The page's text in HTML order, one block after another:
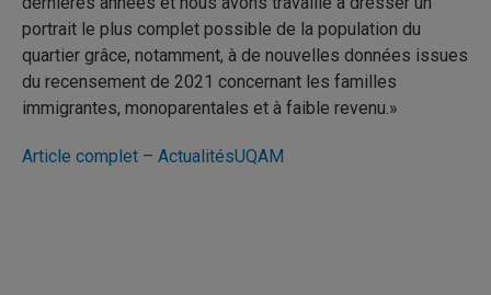
portrait le plus complet possible de la population du
quartier grâce, notamment, à de nouvelles données issues
du recensement de 2021 concernant les familles
immigrantes, monoparentales et à faible revenu.»
Article complet – ActualitésUQAM